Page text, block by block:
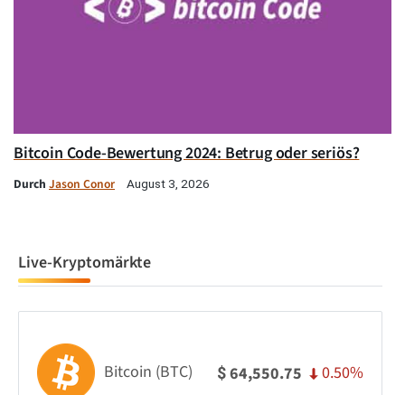
Bitcoin Code-Bewertung 2024: Betrug oder seriös?
Durch Jason Conor August 3, 2026
Live-Kryptomärkte
Bitcoin (BTC) $64,550.75 0.50%